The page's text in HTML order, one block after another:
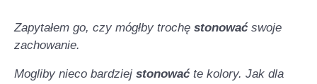
Zapytałem go, czy mógłby trochę stonować swoje
zachowanie.
Mogliby nieco bardziej stonować te kolory. Jak dla